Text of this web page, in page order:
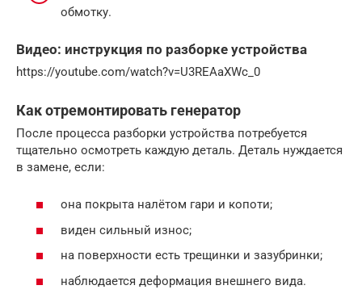
обмотку.
Видео: инструкция по разборке устройства
https://youtube.com/watch?v=U3REAaXWc_0
Как отремонтировать генератор
После процесса разборки устройства потребуется
тщательно осмотреть каждую деталь. Деталь нуждается
в замене, если:
она покрыта налётом гари и копоти;
виден сильный износ;
на поверхности есть трещинки и зазубринки;
наблюдается деформация внешнего вида.